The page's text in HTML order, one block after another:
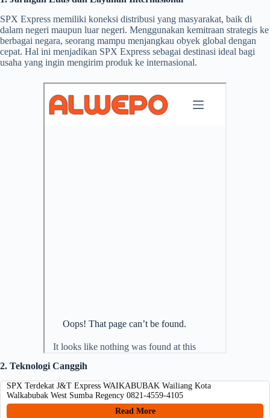
SPX Express memiliki koneksi distribusi yang masyarakat, baik di
dalam negeri maupun luar negeri. Menggunakan kemitraan strategis ke
berbagai negara, seorang mampu menjangkau obyek global dengan
cepat. Hal ini menjadikan SPX Express sebagai destinasi ideal bagi
usaha yang ingin mengirim produk ke internasional.
2. Teknologi Canggih
SPX Terdekat J&T Express WAIKABUBAK Wailiang Kota
Walkabubak West Sumba Regency 0821-4559-4105
Read More